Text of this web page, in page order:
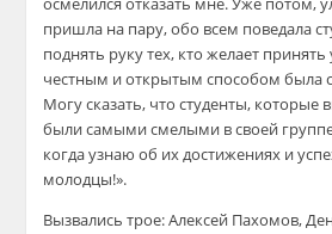
пришла на пару, обо всем поведала
поднять руку тех, кто желает принять
честным и открытым способом была
Могу сказать, что студенты, которые
были самыми смелыми в своей
когда узнаю об их достижениях и
молодцы!».
Вызвались трое: Алексей Пахомов,